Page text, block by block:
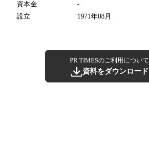
資本金
-
設立
1971年08月
PR TIMESのご利用について
資料をダウンロード